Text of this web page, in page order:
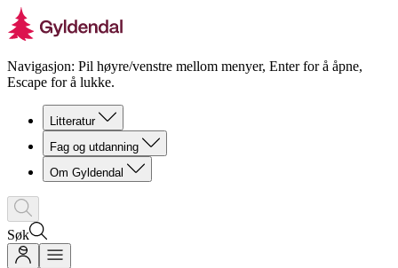
Navigasjon: Pil høyre/venstre mellom menyer, Enter for å åpne,
Escape for å lukke.
Litteratur
Fag og utdanning
Om Gyldendal
Søk